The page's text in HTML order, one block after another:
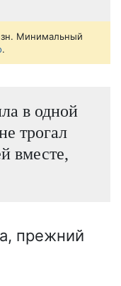
Минимальный
.
в одной
трогал
вместе,
прежний